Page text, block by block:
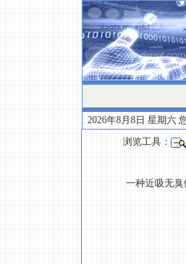
2026年8月8日 星期六
浏览工具：
一种近吸无臭